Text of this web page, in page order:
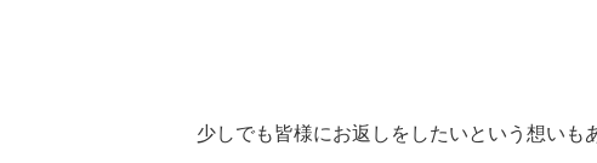
少しでも皆様にお返しをしたいという想いも